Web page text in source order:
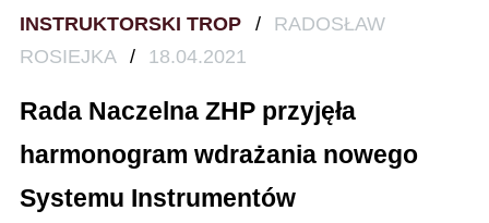
INSTRUKTORSKI TROP /
RADOSŁAW
ROSIEJKA / 18.04.2021
Rada Naczelna ZHP przyjęła
harmonogram wdrażania nowego
Systemu Instrumentów